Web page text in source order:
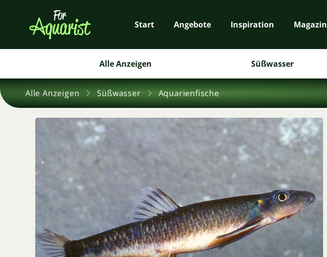
Start Angebote Inspiration Magazin
Alle Anzeigen Süßwasser
Alle Anzeigen Süßwasser Aquarienfische